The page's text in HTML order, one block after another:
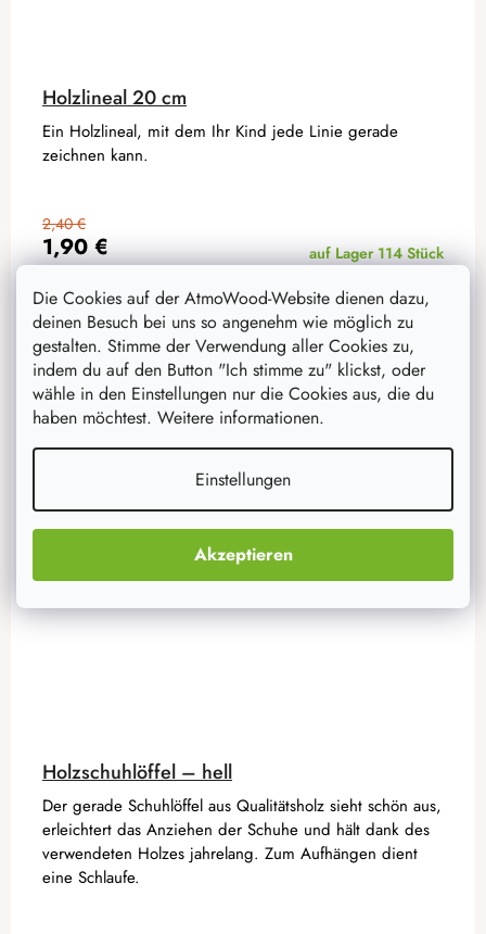
Die Cookies auf der AtmoWood-Website dienen dazu,
deinen Besuch bei uns so angenehm wie möglich zu
gestalten. Stimme der Verwendung aller Cookies zu,
indem du auf den Button "Ich stimme zu" klickst, oder
wähle in den Einstellungen nur die Cookies aus, die du
haben möchtest. Weitere informationen.
Einstellungen
Akzeptieren
Holzlineal 20 cm
1,90 €
2,40 €
auf Lager 114 Stück
IN DEN WARENKORB
Ein Holzlineal, mit dem Ihr Kind jede Linie gerade
zeichnen kann.
Holzschuhlöffel – hell
Der gerade Schuhlöffel aus Qualitätsholz sieht schön aus,
erleichtert das Anziehen der Schuhe und hält dank des
verwendeten Holzes jahrelang. Zum Aufhängen dient
eine Schlaufe.